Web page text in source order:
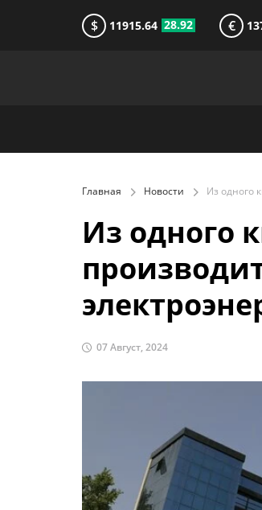
$ 11915.64 28.92 €
Главная Новости
Из одного
07 Август, 2024